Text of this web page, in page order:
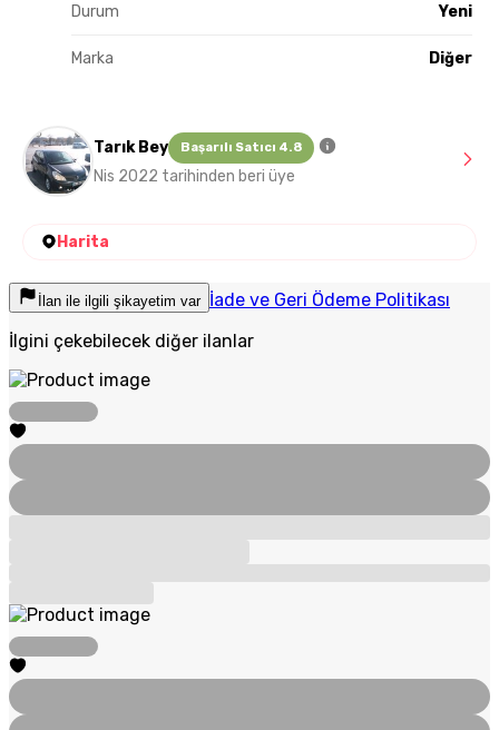
Durum Yeni
Marka Diğer
Tarık Bey Başarılı Satıcı 4.8
Nis 2022 tarihinden beri üye
Harita
İlan ile ilgili şikayetim var İade ve Geri Ödeme Politikası
İlgini çekebilecek diğer ilanlar